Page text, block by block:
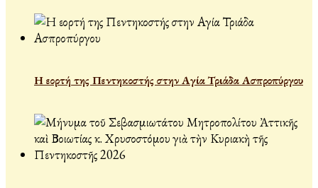
Η εορτή της Πεντηκοστής στην Αγία Τριάδα Ασπροπύργου